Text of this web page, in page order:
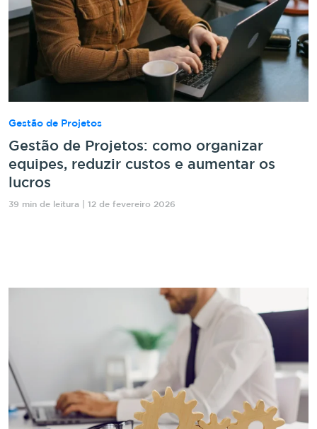
Gestão de Projetos
Gestão de Projetos: como organizar
equipes, reduzir custos e aumentar os
lucros
39 min de leitura | 12 de fevereiro 2026